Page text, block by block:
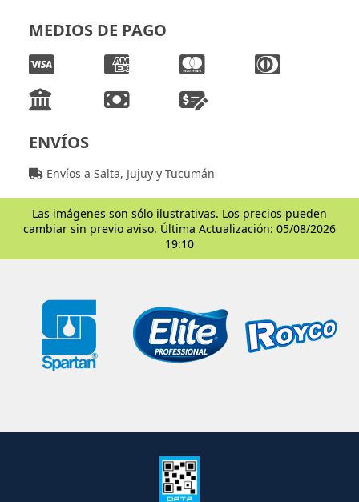
MEDIOS DE PAGO
ENVÍOS
Envíos a Salta, Jujuy y Tucumán
Las imágenes son sólo ilustrativas. Los precios pueden
cambiar sin previo aviso. Última Actualización: 05/08/2026
19:10